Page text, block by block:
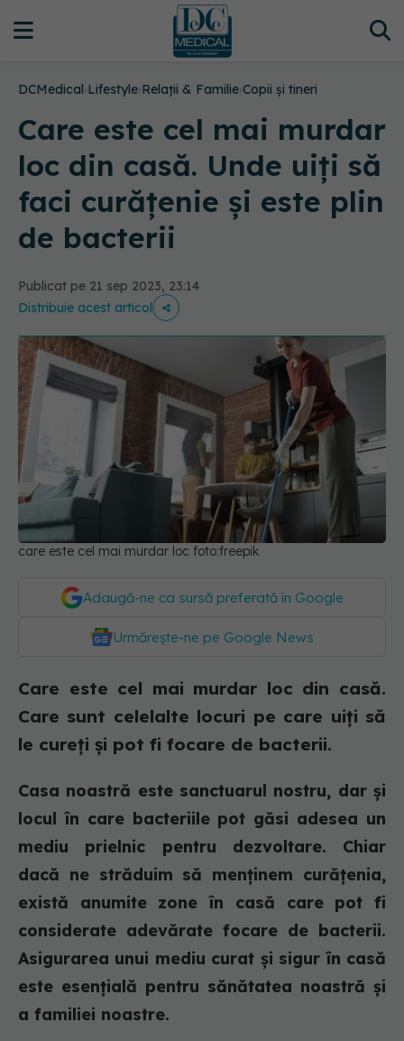
DCMedical›Lifestyle›Relații & Familie›Copii și tineri
Care este cel mai murdar
loc din casă. Unde uiți să
faci curățenie și este plin
de bacterii
Publicat pe 21 sep 2023, 23:14
Distribuie acest articol
care este cel mai murdar loc foto:freepik
Adaugă-ne ca sursă preferată în Google
Urmărește-ne pe Google News
Care este cel mai murdar loc din casă.
Care sunt celelalte locuri pe care uiți să
le cureți și pot fi focare de bacterii.
Casa noastră este sanctuarul nostru, dar și
locul în care bacteriile pot găsi adesea un
mediu prielnic pentru dezvoltare. Chiar
dacă ne străduim să menținem curățenia,
există anumite zone în casă care pot fi
considerate adevărate focare de bacterii.
Asigurarea unui mediu curat și sigur în casă
este esențială pentru sănătatea noastră și
a familiei noastre.